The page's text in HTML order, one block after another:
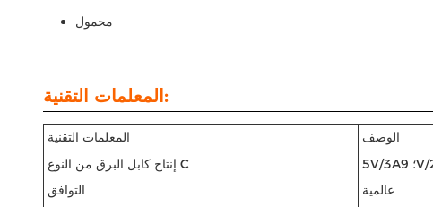
محمول
المعلمات التقنية:
المعلمات التقنية
الوصف
إنتاج كابل البرق من النوع C
التوافق
عالمية